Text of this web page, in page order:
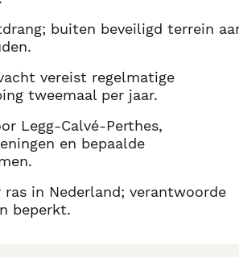
buiten beveiligd terrein
vereist regelmatige
tweemaal per jaar.
Legg-Calvé-Perthes,
en bepaalde
ras in Nederland; verantwoorde
beperkt.